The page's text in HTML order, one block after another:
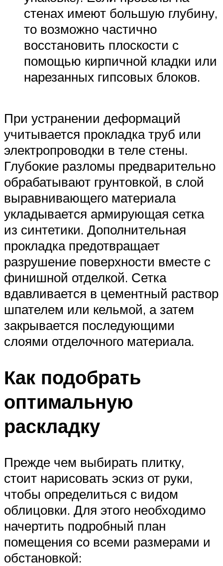
стенах имеют большую глубину,
то возможно частично
восстановить плоскости с
помощью кирпичной кладки или
нарезанных гипсовых блоков.
При устранении деформаций
учитывается прокладка труб или
электропроводки в теле стены.
Глубокие разломы предварительно
обрабатывают грунтовкой, в слой
выравнивающего материала
укладывается армирующая сетка
из синтетики. Дополнительная
прокладка предотвращает
разрушение поверхности вместе с
финишной отделкой. Сетка
вдавливается в цементный раствор
шпателем или кельмой, а затем
закрывается последующими
слоями отделочного материала.
Как подобрать
оптимальную
раскладку
Прежде чем выбирать плитку,
стоит нарисовать эскиз от руки,
чтобы определиться с видом
облицовки. Для этого необходимо
начертить подробный план
помещения со всеми размерами и
обстановкой: